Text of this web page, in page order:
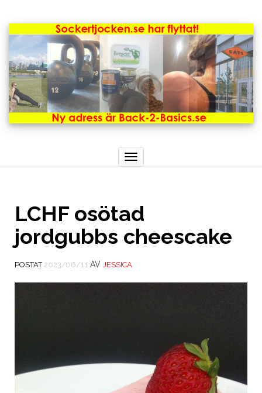
Toggle
navigation
LCHF osötad
jordgubbs cheescake
POSTAT 2023/06/11 AV JESSICA